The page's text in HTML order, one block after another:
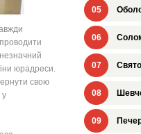
юрадреси.
свою
у
05
06
07
08
09